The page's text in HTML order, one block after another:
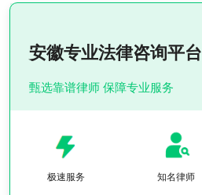
安徽专业法律咨询平台
甄选靠谱律师 保障专业服务
极速服务 知名律师